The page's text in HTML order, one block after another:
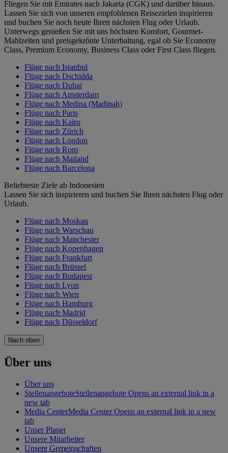
Fliegen Sie mit Emirates nach Jakarta (CGK) und darüber hinaus.
Lassen Sie sich von unseren empfohlenen Reisezielen inspirieren
und buchen Sie noch heute Ihren nächsten Flug oder Urlaub.
Unterwegs genießen Sie mit uns höchsten Komfort, Gourmet-
Mahlzeiten und preisgekrönte Unterhaltung, egal ob Sie Economy
Class, Premium Economy, Business Class oder First Class fliegen.
Flüge nach Istanbul
Flüge nach Dschidda
Flüge nach Dubai
Flüge nach Amsterdam
Flüge nach Medina (Madinah)
Flüge nach Paris
Flüge nach Kairo
Flüge nach Zürich
Flüge nach London
Flüge nach Rom
Flüge nach Mailand
Flüge nach Barcelona
Beliebteste Ziele ab Indonesien
Lassen Sie sich inspirieren und buchen Sie Ihren nächsten Flug oder
Urlaub.
Flüge nach Moskau
Flüge nach Warschau
Flüge nach Manchester
Flüge nach Kopenhagen
Flüge nach Frankfurt
Flüge nach Brüssel
Flüge nach Budapest
Flüge nach Lyon
Flüge nach Wien
Flüge nach Hamburg
Flüge nach Madrid
Flüge nach Düsseldorf
Nach oben
Über uns
Über uns
StellenangeboteStellenangebote Opens an external link in a
new tab
Media CenterMedia Center Opens an external link in a new
tab
Unser Planet
Unsere Mitarbeiter
Unsere Gemeinschaften